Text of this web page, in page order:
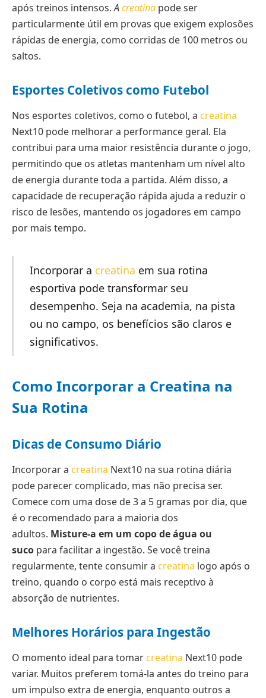
após treinos intensos.Acreatina pode ser
particularmente útil em provas que exigem explosões
rápidas de energia, como corridas de 100 metros ou
saltos.
Esportes Coletivos como Futebol
Nos esportes coletivos, como o futebol, a creatina
Next10 pode melhorar a performance geral. Ela
contribui para uma maior resistência durante o jogo,
permitindo que os atletas mantenham um nível alto
de energia durante toda a partida. Além disso, a
capacidade de recuperação rápida ajuda a reduzir o
risco de lesões, mantendo os jogadores em campo
por mais tempo.
Incorporar a creatina em sua rotina
esportiva pode transformar seu
desempenho. Seja na academia, na pista
ou no campo, os benefícios são claros e
significativos.
Como Incorporar a Creatina na
Sua Rotina
Dicas de Consumo Diário
Incorporar a creatina Next10 na sua rotina diária
pode parecer complicado, mas não precisa ser.
Comece com uma dose de 3 a 5 gramas por dia, que
é o recomendado para a maioria dos
adultos. Misture-a em um copo de água ou
suco para facilitar a ingestão. Se você treina
regularmente, tente consumir a creatina logo após o
treino, quando o corpo está mais receptivo à
absorção de nutrientes.
Melhores Horários para Ingestão
O momento ideal para tomar creatina Next10 pode
variar. Muitos preferem tomá-la antes do treino para
um impulso extra de energia, enquanto outros a